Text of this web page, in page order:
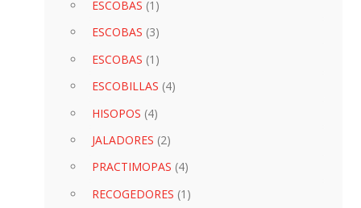
ESCOBAS (1)
ESCOBAS (3)
ESCOBAS (1)
ESCOBILLAS (4)
HISOPOS (4)
JALADORES (2)
PRACTIMOPAS (4)
RECOGEDORES (1)